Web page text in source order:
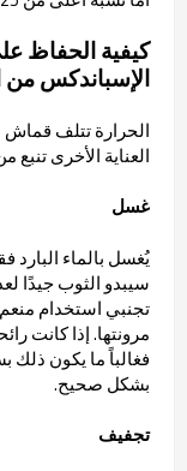
كيفية الحفاظ
الإسباندكس من
الحرارة تتلف قماش
العناية الأخرى
غسل
يُغسل بالماء البارد
سيبدو الثوب جيدًا
تجنبي استخدام
مرونتها. إذا كانت
فغالباً ما يكون ذلك
بشكل صحيح.
تجفيف